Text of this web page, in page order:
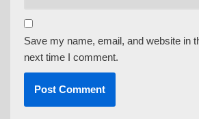
Save my name, email, and website in
next time I comment.